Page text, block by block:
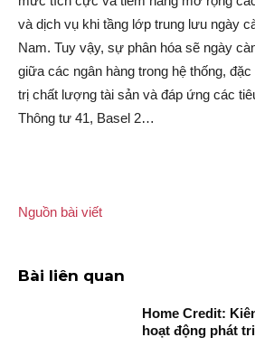
và dịch vụ khi tầng lớp trung lưu ngày
Nam. Tuy vậy, sự phân hóa sẽ ngày
giữa các ngân hàng trong hệ thống,
trị chất lượng tài sản và đáp ứng các
Thông tư 41, Basel 2…
Nguồn bài viết
Bài liên quan
Home Credit:
hoạt động phát